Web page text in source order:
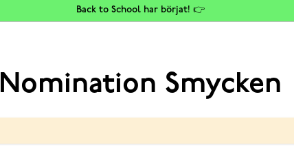
Back to School har börjat! 👉
Nomination Smycken